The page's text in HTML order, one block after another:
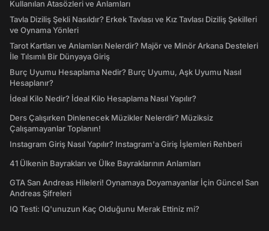
Kullanılan Atasözleri ve Anlamları
Tavla Diziliş Şekli Nasıldır? Erkek Tavlası ve Kız Tavlası Diziliş Şekilleri
ve Oynama Yönleri
Tarot Kartları ve Anlamları Nelerdir? Majör ve Minör Arkana Desteleri
İle Tılsımlı Bir Dünyaya Giriş
Burç Uyumu Hesaplama Nedir? Burç Uyumu, Aşk Uyumu Nasıl
Hesaplanır?
İdeal Kilo Nedir? İdeal Kilo Hesaplama Nasıl Yapılır?
Ders Çalışırken Dinlenecek Müzikler Nelerdir? Müziksiz
Çalışamayanlar Toplanın!
Instagram Giriş Nasıl Yapılır? Instagram'a Giriş İşlemleri Rehberi
41 Ülkenin Bayrakları ve Ülke Bayraklarının Anlamları
GTA San Andreas Hileleri! Oynamaya Doyamayanlar İçin Güncel San
Andreas Şifreleri
IQ Testi: IQ'unuzun Kaç Olduğunu Merak Ettiniz mi?